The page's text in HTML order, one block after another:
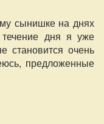
сынишке на днях
течение дня я уже
становится очень
предложенные